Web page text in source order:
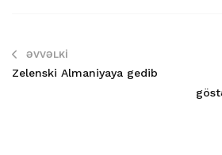
ƏVVƏLKI
Zelenski Almaniyaya gedib